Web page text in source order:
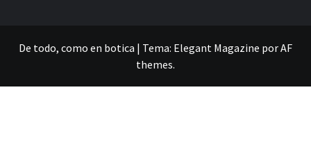
De todo, como en botica | Tema: Elegant Magazine porAF
themes.